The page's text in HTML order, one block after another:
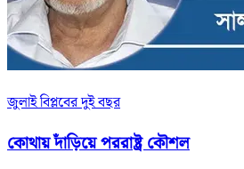
জুলাই বিপ্লবের দুই বছর
কোথায় দাঁড়িয়ে পররাষ্ট্র কৌশল